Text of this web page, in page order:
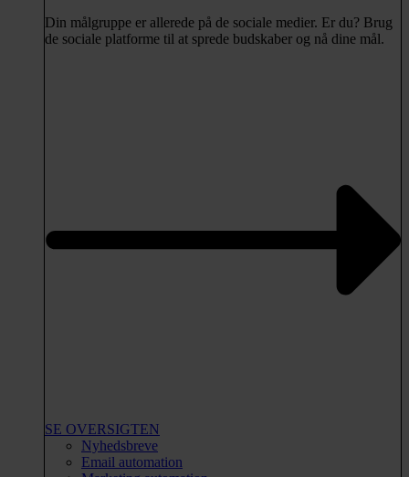
Din målgruppe er allerede på de sociale medier. Er du? Brug
de sociale platforme til at sprede budskaber og nå dine mål.
SE OVERSIGTEN
Nyhedsbreve
Email automation